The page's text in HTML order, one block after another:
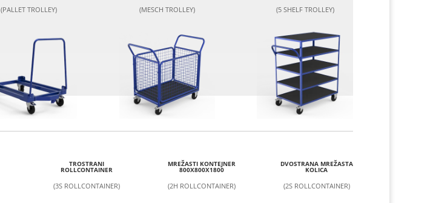
(PALLET TROLLEY) (MESCH TROLLEY) (5 SHELF TROLLEY)
TROSTRANI
ROLLCONTAINER
(3S ROLLCONTAINER)
MREŽASTI KONTEJNER
800X800X1800
(2H ROLLCONTAINER)
DVOSTRANA MREŽASTA
KOLICA
(2S ROLLCONTAINER)